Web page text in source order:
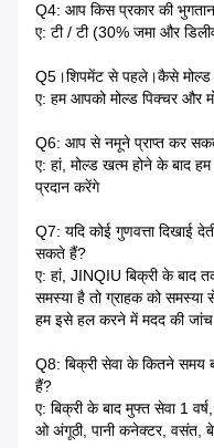
Q4: आप किस प्रकार की
ए: टी / टी (30% जमा और
Q5।शिपमेंट से पहले।कैसे मोल्ड
ए: हम आपको मोल्ड पिक्चर और
Q6: आप से नमूने प्राप्त कर
ए: हां, मोल्ड खत्म होने के बाद
प्रदान करेंगे
Q7: यदि कोई गुणवत्ता
सकते हैं?
ए: हां, JINQIU बिक्री के बाद
समस्या है तो ग्राहक को समस्या
हम इसे हल करने में मदद की
Q8: बिक्री सेवा के कितने समय
हैं?
ए: बिक्री के बाद मुफ्त सेवा 1
ओ अंगूठी, पानी कनेक्टर, वसंत,